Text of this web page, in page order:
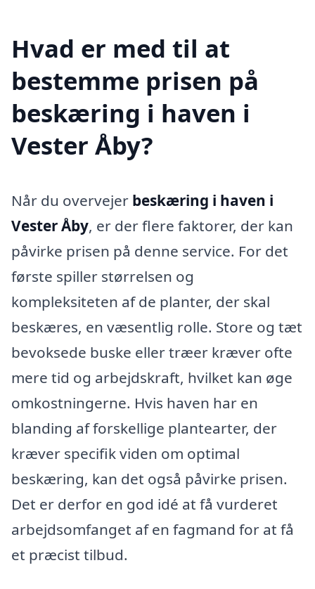
Hvad er med til at
bestemme prisen på
beskæring i haven i
Vester Åby?
Når du overvejer beskæring i haven i
Vester Åby, er der flere faktorer, der kan
påvirke prisen på denne service. For det
første spiller størrelsen og
kompleksiteten af de planter, der skal
beskæres, en væsentlig rolle. Store og tæt
bevoksede buske eller træer kræver ofte
mere tid og arbejdskraft, hvilket kan øge
omkostningerne. Hvis haven har en
blanding af forskellige plantearter, der
kræver specifik viden om optimal
beskæring, kan det også påvirke prisen.
Det er derfor en god idé at få vurderet
arbejdsomfanget af en fagmand for at få
et præcist tilbud.